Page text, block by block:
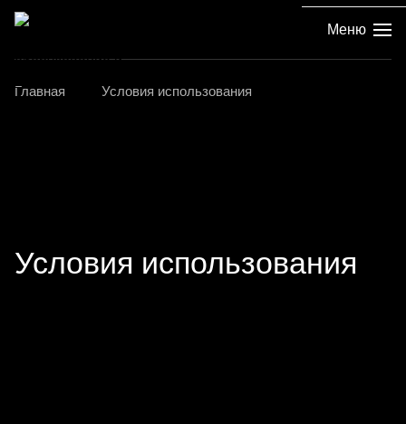
Меню
Главная Условия использования
Условия использования